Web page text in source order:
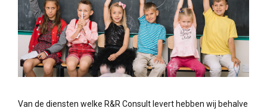
Van de diensten welke R&R Consult levert hebben wij behalve